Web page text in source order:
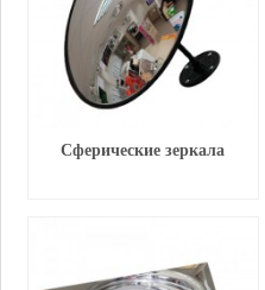
Сферические зеркала